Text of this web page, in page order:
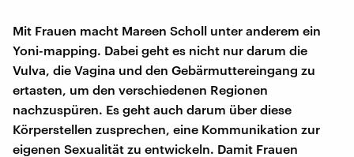
Mit Frauen macht Mareen Scholl unter anderem ein
Yoni-mapping. Dabei geht es nicht nur darum die
Vulva, die Vagina und den Gebärmuttereingang zu
ertasten, um den verschiedenen Regionen
nachzuspüren. Es geht auch darum über diese
Körperstellen zusprechen, eine Kommunikation zur
eigenen Sexualität zu entwickeln. Damit Frauen